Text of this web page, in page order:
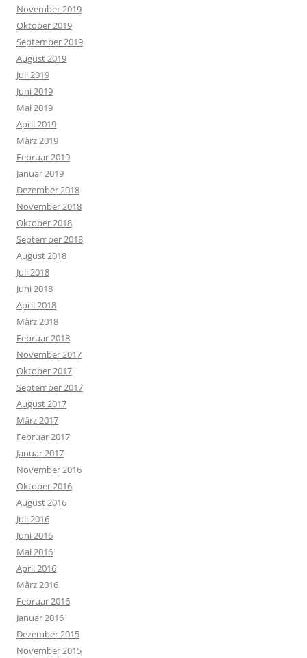
November 2019
Oktober 2019
September 2019
August 2019
Juli 2019
Juni 2019
Mai 2019
April 2019
März 2019
Februar 2019
Januar 2019
Dezember 2018
November 2018
Oktober 2018
September 2018
August 2018
Juli 2018
Juni 2018
April 2018
März 2018
Februar 2018
November 2017
Oktober 2017
September 2017
August 2017
März 2017
Februar 2017
Januar 2017
November 2016
Oktober 2016
August 2016
Juli 2016
Juni 2016
Mai 2016
April 2016
März 2016
Februar 2016
Januar 2016
Dezember 2015
November 2015